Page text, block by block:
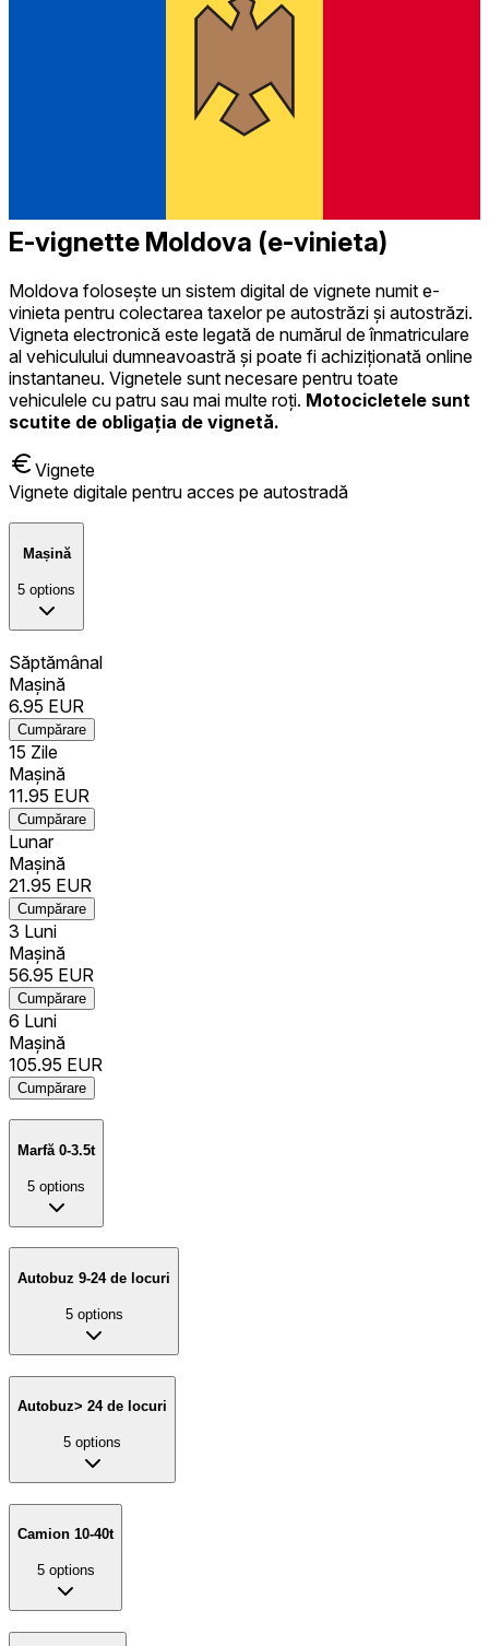
E-vignette Moldova (e-vinieta)
Moldova folosește un sistem digital de vignete numit e-
vinieta pentru colectarea taxelor pe autostrăzi și autostrăzi.
Vigneta electronică este legată de numărul de înmatriculare
al vehiculului dumneavoastră și poate fi achiziționată online
instantaneu. Vignetele sunt necesare pentru toate
vehiculele cu patru sau mai multe roți. Motocicletele sunt
scutite de obligația de vignetă.
Vignete
Vignete digitale pentru acces pe autostradă
Mașină
5 options
Săptămânal
Mașină
6.95 EUR
Cumpărare
15 Zile
Mașină
11.95 EUR
Cumpărare
Lunar
Mașină
21.95 EUR
Cumpărare
3 Luni
Mașină
56.95 EUR
Cumpărare
6 Luni
Mașină
105.95 EUR
Cumpărare
Marfă 0-3.5t
5 options
Autobuz 9-24 de locuri
5 options
Autobuz> 24 de locuri
5 options
Camion 10-40t
5 options